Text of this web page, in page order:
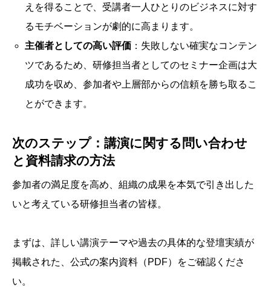
えを得ることで、受講者一人ひとりのビジネスに対す
るモチベーションが劇的に高まります。
主催者としての高い評価：失敗しない確実なコンテン
ツであるため、研修担当者としてのセミナー企画は大
成功を収め、参加者や上層部からの信頼を勝ち取るこ
とができます。
次のステップ：講演に関する問い合わせ
と資料請求の方法
参加者の満足度を高め、組織の成果を本気で引き出した
いと考えている研修担当者の皆様。
まずは、詳しい講演テーマや過去の具体的な登壇実績が
掲載された、公式の案内資料（PDF）をご確認くださ
い。